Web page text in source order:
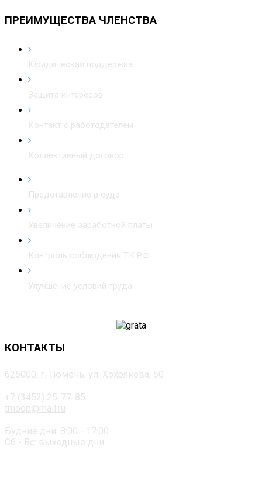
ПРЕИМУЩЕСТВА ЧЛЕНСТВА
Юридическая поддержка
Защита интересов
Контакт с работодателем
Коллективный договор
Представление в суде
Увеличение заработной платы
Контроль соблюдения ТК РФ
Улучшение условий труда
КОНТАКТЫ
625000, г. Тюмень, ул. Хохрякова, 50
+7 (3452) 25-77-85
tmoop@mail.ru
Будние дни: 8:00 - 17:00
Сб - Вс: выходные дни